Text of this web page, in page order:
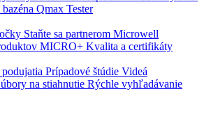
Qmax Tester
Staňte sa partnerom Microwell
MICRO+ Kvalita a certifikáty
Prípadové štúdie Videá
na stiahnutie Rýchle vyhľadávanie